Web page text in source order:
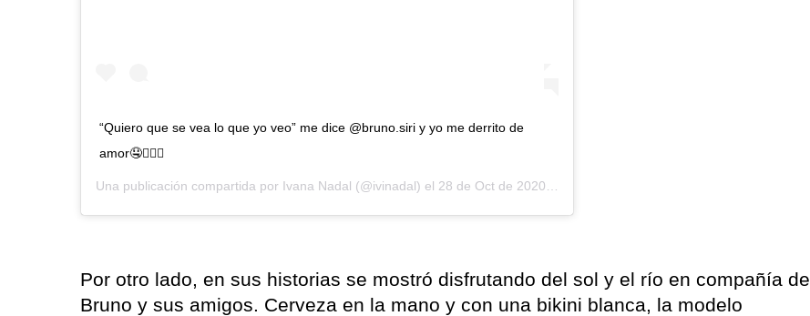
“Quiero que se vea lo que yo veo” me dice @bruno.siri y yo me derrito de
amor🤤🧜🏽‍♀️
Una publicación compartida por Ivana Nadal (@ivinadal) el 28 de Oct de 2020 a las 8:42 PDT
Por otro lado, en sus historias se mostró disfrutando del sol y el río en compañía de
Bruno y sus amigos. Cerveza en la mano y con una bikini blanca, la modelo